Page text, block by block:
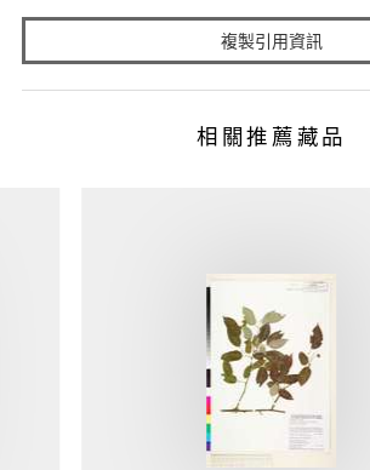
複製引用資訊
相關推薦藏品